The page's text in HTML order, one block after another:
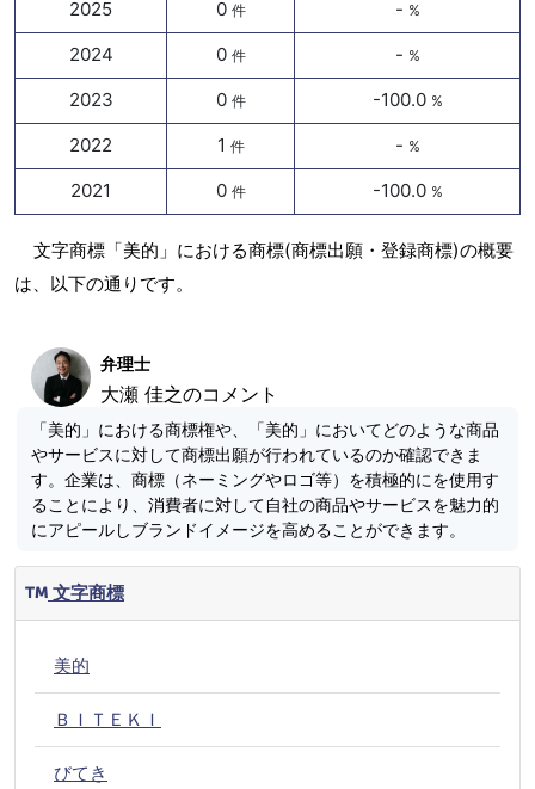
2025
0 件 - %
2024 0 件 - %
2023 0 件 -100.0 %
2022 1 件 - %
2021 0 件 -100.0 %
文字商標「美的」における商標(商標出願・登録商標)の概要
は、以下の通りです。
弁理士
大瀬 佳之のコメント
「美的」における商標権や、「美的」においてどのような商品
やサービスに対して商標出願が行われているのか確認できま
す。企業は、商標（ネーミングやロゴ等）を積極的にを使用す
ることにより、消費者に対して自社の商品やサービスを魅力的
にアピールしブランドイメージを高めることができます。
文字商標
美的
ＢＩＴＥＫＩ
びてき